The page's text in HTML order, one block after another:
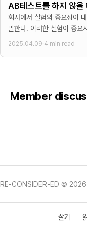
AB테스트를 하지 않을
회사에서 실험의 중요성이 대두되고 있다. 여기
말한다. 이러한 실험이 중요
때문이다. 글로벌 기업이 되면
2025.04.09·4 min read
Member
RE-CONSIDER-ED © 2026
살기